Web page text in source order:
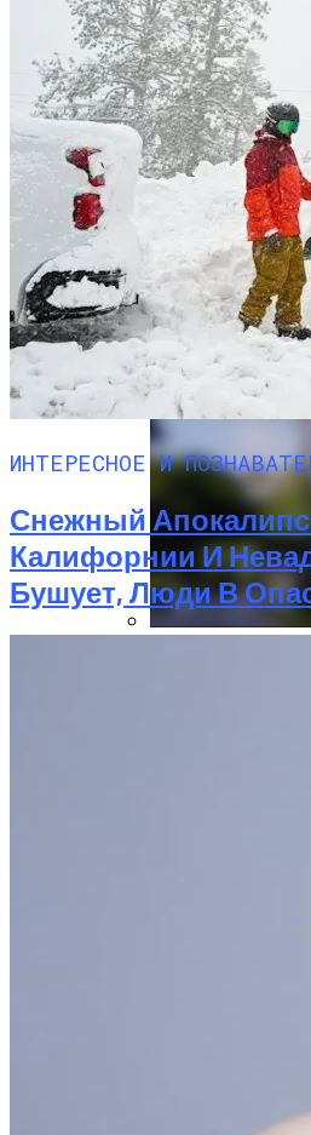
Китай Готовит
ИНТЕРЕСНОЕ И
Снежный
Калифорнии И
Бушует, Люди В